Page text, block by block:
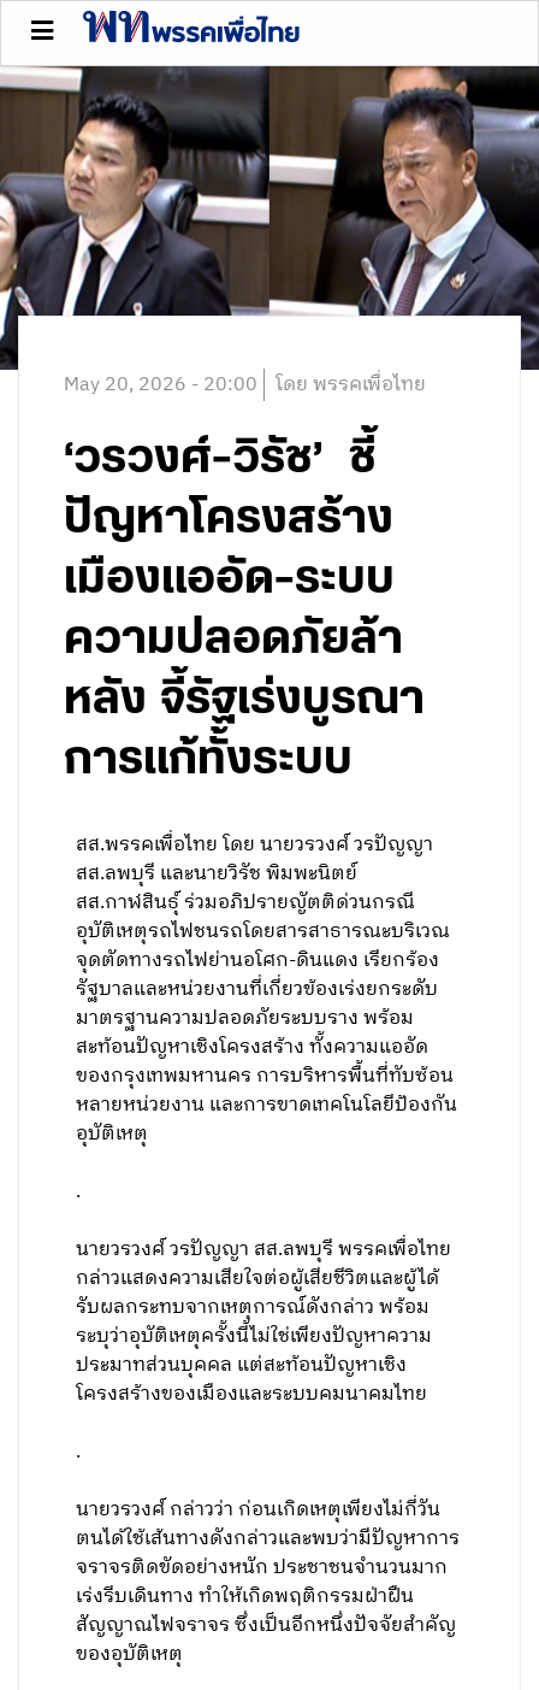
May 20, 2026 - 20:00 โดย พรรคเพื่อไทย
‘วรวงศ์-วิรัช’ ชี้
ปัญหาโครงสร้าง
เมืองแออัด-ระบบ
ความปลอดภัยล้า
หลัง จี้รัฐเร่งบูรณา
การแก้ทั้งระบบ
สส.พรรคเพื่อไทย โดย นายวรวงศ์ วรปัญญา
สส.ลพบุรี และนายวิรัช พิมพะนิตย์
สส.กาฬสินธุ์ ร่วมอภิปรายญัตติด่วนกรณี
อุบัติเหตุรถไฟชนรถโดยสารสาธารณะบริเวณ
จุดตัดทางรถไฟย่านอโศก-ดินแดง เรียกร้อง
รัฐบาลและหน่วยงานที่เกี่ยวข้องเร่งยกระดับ
มาตรฐานความปลอดภัยระบบราง พร้อม
สะท้อนปัญหาเชิงโครงสร้าง ทั้งความแออัด
ของกรุงเทพมหานคร การบริหารพื้นที่ทับซ้อน
หลายหน่วยงาน และการขาดเทคโนโลยีป้องกัน
อุบัติเหตุ
.
นายวรวงศ์ วรปัญญา สส.ลพบุรี พรรคเพื่อไทย
กล่าวแสดงความเสียใจต่อผู้เสียชีวิตและผู้ได้
รับผลกระทบจากเหตุการณ์ดังกล่าว พร้อม
ระบุว่าอุบัติเหตุครั้งนี้ไม่ใช่เพียงปัญหาความ
ประมาทส่วนบุคคล แต่สะท้อนปัญหาเชิง
โครงสร้างของเมืองและระบบคมนาคมไทย
.
นายวรวงศ์ กล่าวว่า ก่อนเกิดเหตุเพียงไม่กี่วัน
ตนได้ใช้เส้นทางดังกล่าวและพบว่ามีปัญหาการ
จราจรติดขัดอย่างหนัก ประชาชนจำนวนมาก
เร่งรีบเดินทาง ทำให้เกิดพฤติกรรมฝ่าฝืน
สัญญาณไฟจราจร ซึ่งเป็นอีกหนึ่งปัจจัยสำคัญ
ของอุบัติเหตุ